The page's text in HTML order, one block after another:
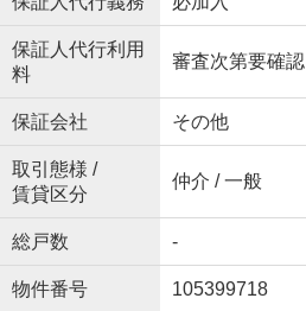
保証人代行利用
料
審査次第要確認
保証会社 その他
取引態様 /
賃貸区分
仲介 / 一般
総戸数 -
物件番号 105399718